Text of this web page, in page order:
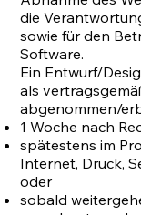
die
sowie für den
Software.
Ein Entwurf/
als
abgenommen/
1 Woche nach
spätestens im
Internet, Druck,
oder
sobald